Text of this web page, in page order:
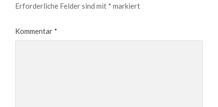
Erforderliche Felder sind mit * markiert
Kommentar *